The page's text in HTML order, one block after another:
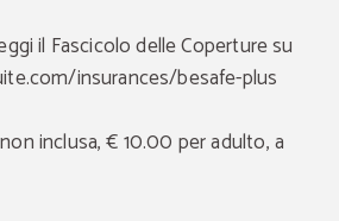
il Fascicolo delle Coperture su
insurances/besafe-plus
inclusa, € 10.00 per adulto, a